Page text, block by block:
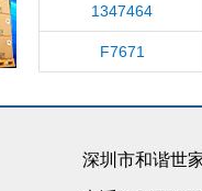
1347464
F7671
深圳市和谐世